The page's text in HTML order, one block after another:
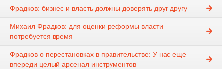
Фрадков: бизнес и власть должны доверять друг другу
Михаил Фрадков: для оценки реформы власти
потребуется время
Фрадков о перестановках в правительстве: У нас еще
впереди целый арсенал инструментов